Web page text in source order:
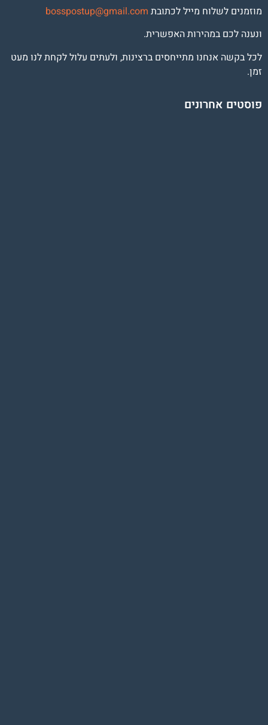
מוזמנים לשלוח מייל לכתובת bosspostup@gmail.com
ונענה לכם במהירות האפשרית.
לכל בקשה אנחנו מתייחסים ברצינות, ולעתים עלול לקחת לנו מעט
זמן.
פוסטים אחרונים